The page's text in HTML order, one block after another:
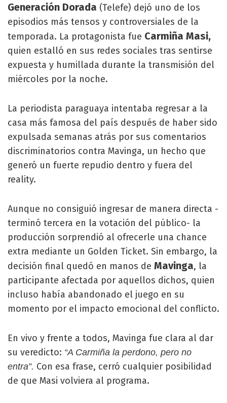
Generación Dorada (Telefe) dejó uno de los
episodios más tensos y controversiales de la
temporada. La protagonista fue Carmiña Masi,
quien estalló en sus redes sociales tras sentirse
expuesta y humillada durante la transmisión del
miércoles por la noche.
La periodista paraguaya intentaba regresar a la
casa más famosa del país después de haber sido
expulsada semanas atrás por sus comentarios
discriminatorios contra Mavinga, un hecho que
generó un fuerte repudio dentro y fuera del
reality.
Aunque no consiguió ingresar de manera directa -
terminó tercera en la votación del público- la
producción sorprendió al ofrecerle una chance
extra mediante un Golden Ticket. Sin embargo, la
decisión final quedó en manos de Mavinga, la
participante afectada por aquellos dichos, quien
incluso había abandonado el juego en su
momento por el impacto emocional del conflicto.
En vivo y frente a todos, Mavinga fue clara al dar
su veredicto: “A Carmiña la perdono, pero no
entra”. Con esa frase, cerró cualquier posibilidad
de que Masi volviera al programa.